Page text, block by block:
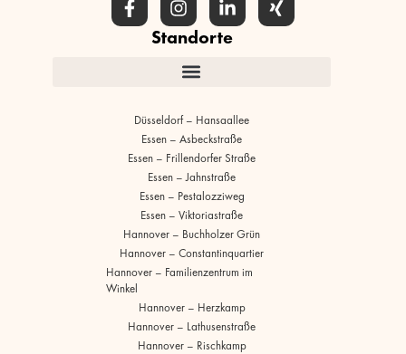
Standorte
Düsseldorf – Hansaallee
Essen – Asbeckstraße
Essen – Frillendorfer Straße
Essen – Jahnstraße
Essen – Pestalozziweg
Essen – Viktoriastraße
Hannover – Buchholzer Grün
Hannover – Constantinquartier
Hannover – Familienzentrum im
Winkel
Hannover – Herzkamp
Hannover – Lathusenstraße
Hannover – Rischkamp